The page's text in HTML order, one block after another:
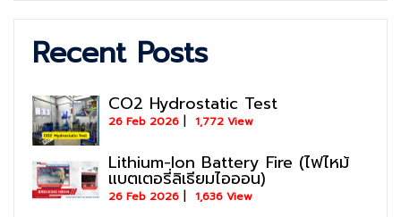
Recent Posts
CO2 Hydrostatic Test
26 Feb 2026 1,772 View
Lithium-Ion Battery Fire (ไฟไหม้
แบตเตอรี่ลิเธียมไอออน)
26 Feb 2026 1,636 View